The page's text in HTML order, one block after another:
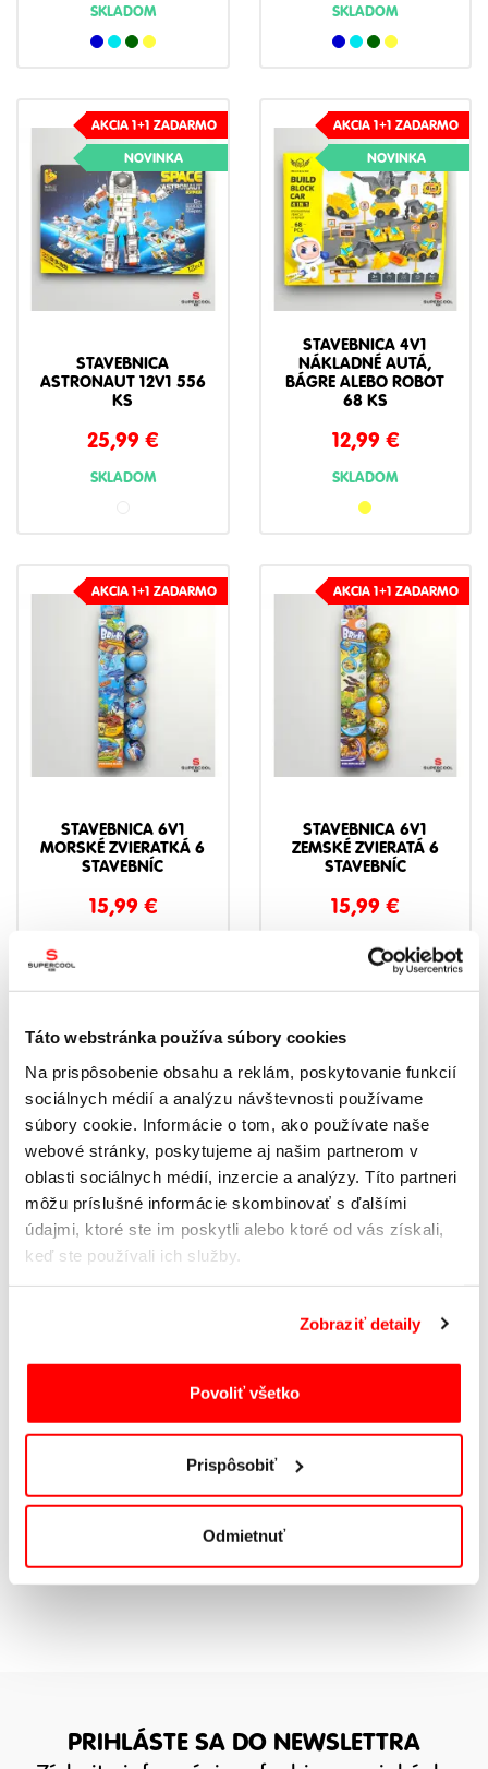
Táto webstránka používa súbory cookies
Na prispôsobenie obsahu a reklám, poskytovanie funkcií
sociálnych médií a analýzu návštevnosti používame
súbory cookie. Informácie o tom, ako používate naše
webové stránky, poskytujeme aj našim partnerom v
oblasti sociálnych médií, inzercie a analýzy. Títo partneri
môžu príslušné informácie skombinovať s ďalšími
údajmi, ktoré ste im poskytli alebo ktoré od vás získali,
keď ste používali ich služby.
Zobraziť detaily
Povoliť všetko
Prispôsobiť
Odmietnuť
SKLADOM SKLADOM
AKCIA 1+1 ZADARMO
NOVINKA
STAVEBNICA
ASTRONAUT 12V1 556
KS
25,99€
SKLADOM
AKCIA 1+1 ZADARMO
NOVINKA
STAVEBNICA 4V1
NÁKLADNÉ AUTÁ,
BÁGRE ALEBO ROBOT
68 KS
12,99 €
SKLADOM
AKCIA 1+1 ZADARMO
STAVEBNICA 6V1
MORSKÉ ZVIERATKÁ 6
STAVEBNÍC
15,99 €
AKCIA 1+1 ZADARMO
STAVEBNICA 6V1
ZEMSKÉ ZVIERATÁ 6
STAVEBNÍC
15,99€
SKLADOM
15,99€
PRIHLÁSTE SA DO NEWSLETTRA